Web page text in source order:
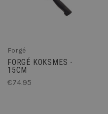
Forgé
FORGÉ KOKSMES -
15CM
€74.95